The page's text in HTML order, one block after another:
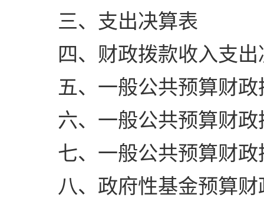
三、支出决算表
四、财政拨款收入支
五、一般公共预算财
六、一般公共预算财
七、一般公共预算财
八、政府性基金预算